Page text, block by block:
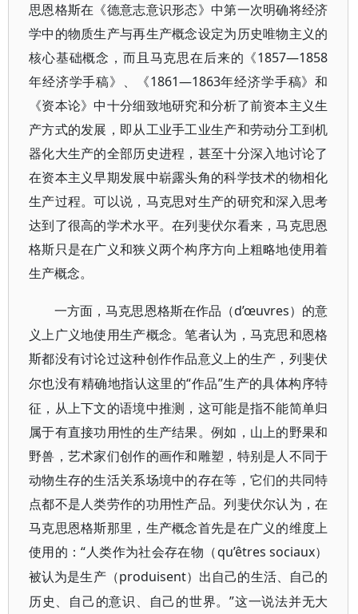
思恩格斯在《德意志意识形态》中第一次明确将经济
学中的物质生产与再生产概念设定为历史唯物主义的
核心基础概念，而且马克思在后来的《1857—1858
年经济学手稿》、《1861—1863年经济学手稿》和
《资本论》中十分细致地研究和分析了前资本主义生
产方式的发展，即从工业手工业生产和劳动分工到机
器化大生产的全部历史进程，甚至十分深入地讨论了
在资本主义早期发展中崭露头角的科学技术的物相化
生产过程。可以说，马克思对生产的研究和深入思考
达到了很高的学术水平。在列斐伏尔看来，马克思恩
格斯只是在广义和狭义两个构序方向上粗略地使用着
生产概念。
一方面，马克思恩格斯在作品（d’œuvres）的意
义上广义地使用生产概念。笔者认为，马克思和恩格
斯都没有讨论过这种创作作品意义上的生产，列斐伏
尔也没有精确地指认这里的“作品”生产的具体构序特
征，从上下文的语境中推测，这可能是指不能简单归
属于有直接功用性的生产结果。例如，山上的野果和
野兽，艺术家们创作的画作和雕塑，特别是人不同于
动物生存的生活关系场境中的存在等，它们的共同特
点都不是人类劳作的功用性产品。列斐伏尔认为，在
马克思恩格斯那里，生产概念首先是在广义的维度上
使用的：“人类作为社会存在物（qu’êtres sociaux）
被认为是生产（produisent）出自己的生活、自己的
历史、自己的意识、自己的世界。”这一说法并无大